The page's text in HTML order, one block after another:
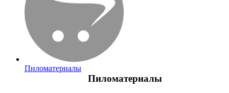
Пиломатериалы
Пиломатериалы